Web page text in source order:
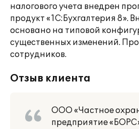
налогового учета внедрен
продукт «1С:Бухгалтерия 8».
основано на типовой
существенных изменений.
сотрудников.
Отзыв клиента
ООО «Частное
предприятие